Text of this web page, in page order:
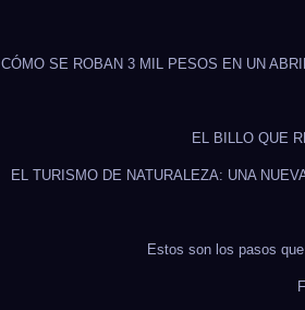
CÓMO SE ROBAN 3 MIL PESOS EN UN
EL BILLO QUE
EL TURISMO DE NATURALEZA: UNA
Estos son los pasos